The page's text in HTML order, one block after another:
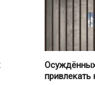
привлекать